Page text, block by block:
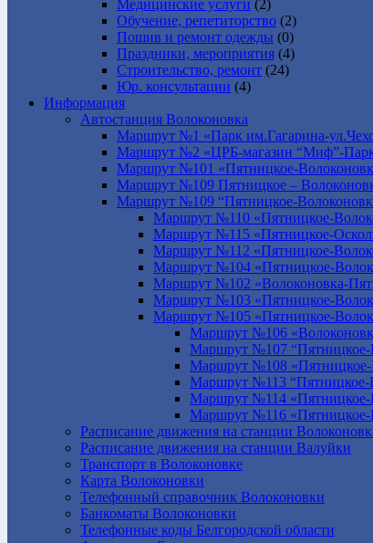
Медицинские услуги (2)
Обучение, репетиторство (2)
Пошив и ремонт одежды (0)
Праздники, мероприятия (4)
Строительство, ремонт (24)
Юр. консультации (4)
Информация
Автостанция Волоконовка
Маршрут №1 «Парк им.Гагарина-
Маршрут №2 «ЦРБ-магазин “Миф”-
Маршрут №101 «Пятницкое-
Маршрут №109 Пятницкое –
Маршрут №109 “Пятницкое-
Маршрут №110 «Пятницкое-
Маршрут №115 «Пятницкое-
Маршрут №112 «Пятницкое-
Маршрут №104 «Пятницкое-
Маршрут №102 «Волоконовка-
Маршрут №103 «Пятницкое-
Маршрут №105 «Пятницкое-
Маршрут №106
Маршрут №107
Маршрут №108
Маршрут №113 “Пятницкое-
Маршрут №114 «Пятницкое-
Маршрут №116 «Пятницкое-
Расписание движения на станции
Расписание движения на станции Валуйки
Транспорт в Волоконовке
Карта Волоконовки
Телефонный справочник Волоконовки
Банкоматы Волоконовки
Телефонные коды Белгородской области